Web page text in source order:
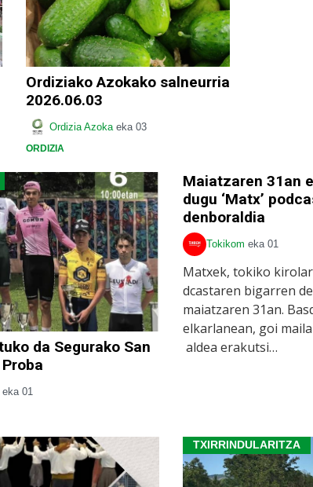
Ordiziako Azokako salneurria
2026.06.03
Ordizia Azoka eka 03
ORDIZIA
da Segurako San
eka 01
Maiatzaren 31an
dugu ‘Matx’
denboraldia
Tokikom eka 01
Matxek, tokiko
dcastaren bigarren
maiatzaren 31an.
elkarlanean, goi
aldea erakutsi…
TXIRRINDULARITZA